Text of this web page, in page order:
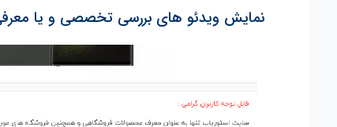
نمایش ویدئو های بررسی تخصصی و یا